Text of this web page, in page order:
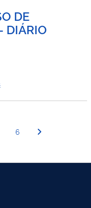
DE
DIÁRIO
6